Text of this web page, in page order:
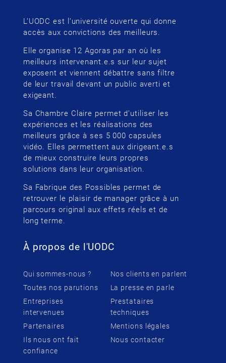
L’UODC est l’université ouverte qui donne
accès aux convictions des meilleurs.
Elle organise 12 Agoras par an où les
meilleurs intervenant.e.s sur leur sujet
exposent et viennent débattre sans filtre
de leur travail devant un public averti et
exigeant.
Sa Chambre Claire permet d’utiliser les
expériences et les réalisations des
meilleurs grâce à ses 5 000 capsules
vidéo. Elles permettent aux dirigeant.e.s
de mieux construire leurs propres
solutions dans leur organisation.
Sa Fabrique des Possibles permet de
retrouver le plaisir de manager grâce à un
parcours original aux effets réels et de
long terme.
À propos de l'UODC
Qui sommes-nous ?
Toutes nos parutions
Entreprises
intervenues
Partenaires
Ils nous ont fait
confiance
Nos clients en parlent
La presse en parle
Prestataires
techniques
Mentions légales
Nous contacter